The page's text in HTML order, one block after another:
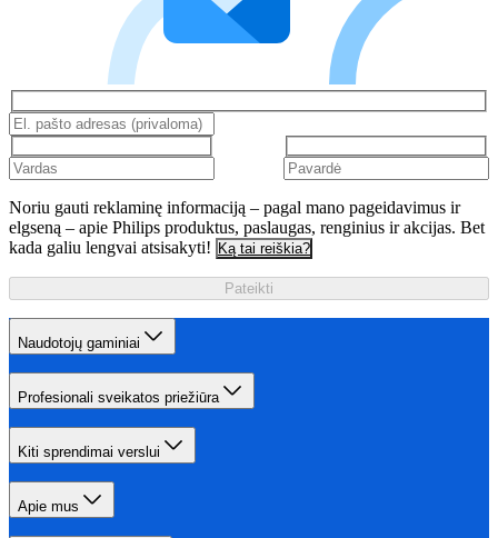
Noriu gauti reklaminę informaciją – pagal mano pageidavimus ir
elgseną – apie Philips produktus, paslaugas, renginius ir akcijas. Bet
kada galiu lengvai atsisakyti! Ką tai reiškia?
Pateikti
Naudotojų gaminiai
Profesionali sveikatos priežiūra
Kiti sprendimai verslui
Apie mus